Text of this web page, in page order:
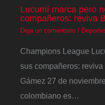
Lucumí marca pero
compañeros: reviva
Deja un comentario /
Champions League
sus compañeros:
Gámez 27 de
colombiano es…